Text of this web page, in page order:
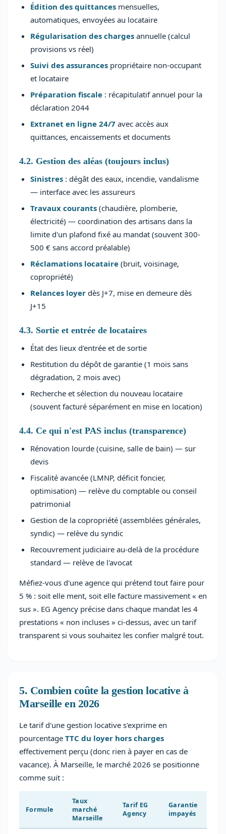
Édition des quittances mensuelles,
automatiques, envoyées au locataire
Régularisation des charges annuelle (calcul
provisions vs réel)
Suivi des assurances propriétaire non-occupant
et locataire
Préparation fiscale : récapitulatif annuel pour la
déclaration 2044
Extranet en ligne 24/7 avec accès aux
quittances, encaissements et documents
4.2. Gestion des aléas (toujours inclus)
Sinistres : dégât des eaux, incendie, vandalisme
— interface avec les assureurs
Travaux courants (chaudière, plomberie,
électricité) — coordination des artisans dans la
limite d'un plafond fixé au mandat (souvent 300-
500 € sans accord préalable)
Réclamations locataire (bruit, voisinage,
copropriété)
Relances loyer dès J+7, mise en demeure dès
J+15
4.3. Sortie et entrée de locataires
État des lieux d'entrée et de sortie
Restitution du dépôt de garantie (1 mois sans
dégradation, 2 mois avec)
Recherche et sélection du nouveau locataire
(souvent facturé séparément en mise en location)
4.4. Ce qui n'est PAS inclus (transparence)
Rénovation lourde (cuisine, salle de bain) — sur
devis
Fiscalité avancée (LMNP, déficit foncier,
optimisation) — relève du comptable ou conseil
patrimonial
Gestion de la copropriété (assemblées générales,
syndic) — relève du syndic
Recouvrement judiciaire au-delà de la procédure
standard — relève de l'avocat
Méfiez-vous d'une agence qui prétend tout faire pour
5 % : soit elle ment, soit elle facture massivement « en
sus ». EG Agency précise dans chaque mandat les 4
prestations « non incluses » ci-dessus, avec un tarif
transparent si vous souhaitez les confier malgré tout.
5. Combien coûte la gestion locative à
Marseille en 2026
Le tarif d'une gestion locative s'exprime en
pourcentage TTC du loyer hors charges
effectivement perçu (donc rien à payer en cas de
vacance). À Marseille, le marché 2026 se positionne
comme suit :
Formule
Taux
marché
Marseille
Tarif EG
Agency
Garantie
impayés